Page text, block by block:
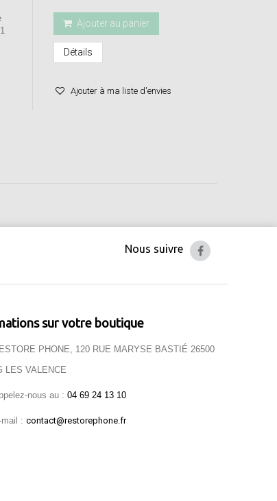
Ajouter au panier
Détails
Ajouter à ma liste d'envies
Nous suivre
sur votre boutique
PHONE, 120 RUE MARYSE BASTIÉ 26500
LES VALENCE
nous au : 04 69 24 13 10
mail : contact@restorephone.fr